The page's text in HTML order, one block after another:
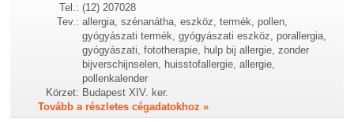
Tel.: (12) 207028
Tev.: allergia, szénanátha, eszköz, termék, pollen,
gyógyászati termék, gyógyászati eszköz, porallergia,
gyógyászati, fototherapie, hulp bij allergie, zonder
bijverschijnselen, huisstofallergie, allergie,
pollenkalender
Körzet: Budapest XIV. ker.
Tovább a részletes cégadatokhoz »